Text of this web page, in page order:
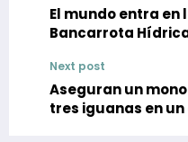
El mundo entra en
Bancarrota
Next post
Aseguran un
tres iguanas en